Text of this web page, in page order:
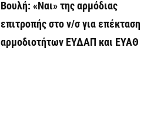
Βουλή: «Ναι» της αρμόδιας
επιτροπής στο ν/σ για επέκταση
αρμοδιοτήτων ΕΥΔΑΠ και ΕΥΑΘ